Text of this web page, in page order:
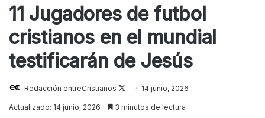
11 Jugadores de futbol
cristianos en el mundial
testificarán de Jesús
Redacción entreCristianos
Follow14 junio, 2026
Actualizado: 14 junio, 2026 3 minutos de lectura